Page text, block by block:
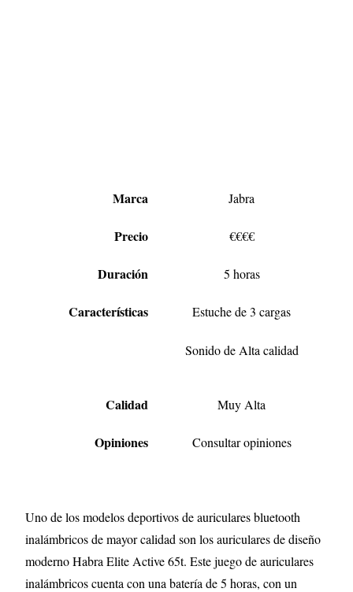
Marca Jabra
Precio €€€€
Duración 5 horas
Características Estuche de 3 cargas
Sonido de Alta calidad
Calidad Muy Alta
Opiniones Consultar opiniones
Uno de los modelos deportivos de auriculares bluetooth
inalámbricos de mayor calidad son los auriculares de diseño
moderno Habra Elite Active 65t. Este juego de auriculares
inalámbricos cuenta con una batería de 5 horas, con un